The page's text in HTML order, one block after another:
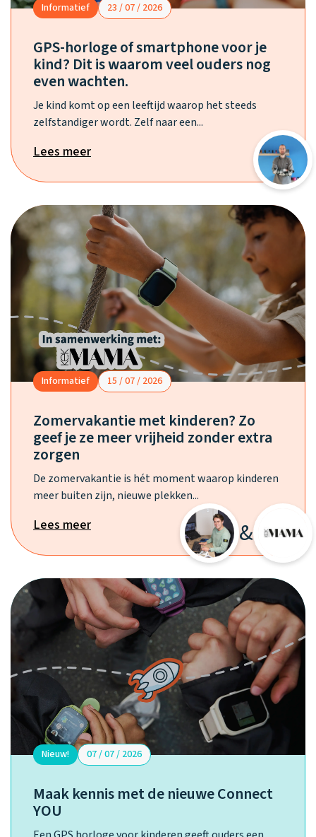
Informatief 23 / 07 / 2026
GPS-horloge of smartphone voor je
kind? Dit is waarom veel ouders nog
even wachten.
Je kind komt op een leeftijd waarop het steeds
zelfstandiger wordt. Zelf naar een...
Lees meer
Informatief 15 / 07 / 2026
Zomervakantie met kinderen? Zo
geef je ze meer vrijheid zonder extra
zorgen
De zomervakantie is hét moment waarop kinderen
meer buiten zijn, nieuwe plekken...
Lees meer &
Nieuw! 07 / 07 / 2026
Maak kennis met de nieuwe Connect
YOU